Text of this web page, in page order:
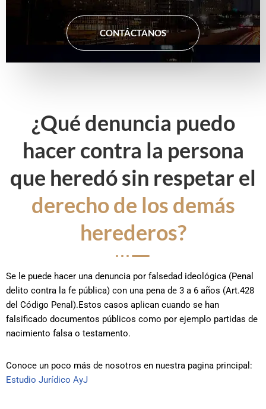
CONTÁCTANOS
¿Qué denuncia puedo
hacer contra la persona
que heredó sin respetar el
derecho de los demás
herederos?
Se le puede hacer una denuncia por falsedad ideológica (Penal
delito contra la fe pública) con una pena de 3 a 6 años (Art.428
del Código Penal).Estos casos aplican cuando se han
falsificado documentos públicos como por ejemplo partidas de
nacimiento falsa o testamento.
Conoce un poco más de nosotros en nuestra pagina principal:
Estudio Jurídico AyJ